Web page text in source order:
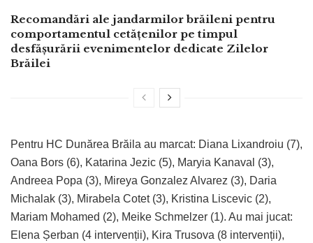
Recomandări ale jandarmilor brăileni pentru
comportamentul cetățenilor pe timpul
desfășurării evenimentelor dedicate Zilelor
Brăilei
Pentru HC Dunărea Brăila au marcat: Diana Lixandroiu (7),
Oana Bors (6), Katarina Jezic (5), Maryia Kanaval (3),
Andreea Popa (3), Mireya Gonzalez Alvarez (3), Daria
Michalak (3), Mirabela Cotet (3), Kristina Liscevic (2),
Mariam Mohamed (2), Meike Schmelzer (1). Au mai jucat:
Elena Șerban (4 intervenții), Kira Trusova (8 intervenții),